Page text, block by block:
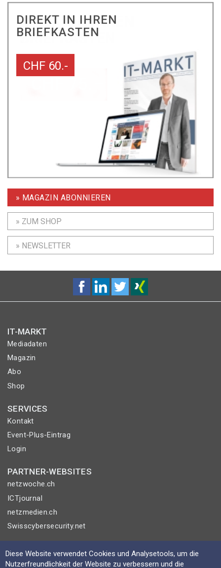
DIREKT IN IHREN
BRIEFKASTEN
CHF 60.-
» MAGAZIN ABONNIEREN
» ZUM SHOP
» NEWSLETTER
IT-MARKT
Mediadaten
Magazin
Abo
Shop
SERVICES
Kontakt
Event-Plus-Eintrag
Login
PARTNER-WEBSITES
netzwoche.ch
ICTjournal
netzmedien.ch
Swisscybersecurity.net
© NETZMEDIEN AG 2026
Impressum
Diese Website verwendet Cookies und Analysetools, um die
Nutzerfreundlichkeit der Website zu verbessern und die